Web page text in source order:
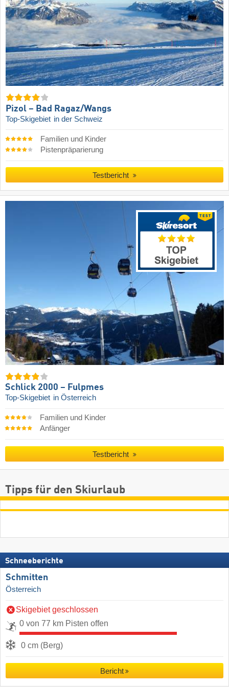
Pizol – Bad Ragaz/​Wangs
Top-Skigebiet in der Schweiz
Familien und Kinder
Pistenpräparierung
Testbericht
Schlick 2000 – Fulpmes
Top-Skigebiet in Österreich
Familien und Kinder
Anfänger
Testbericht
Tipps für den Skiurlaub
Schneeberichte
Schmitten
Österreich
Skigebiet geschlossen
0 von 77 km Pisten offen
0 cm (Berg)
Bericht